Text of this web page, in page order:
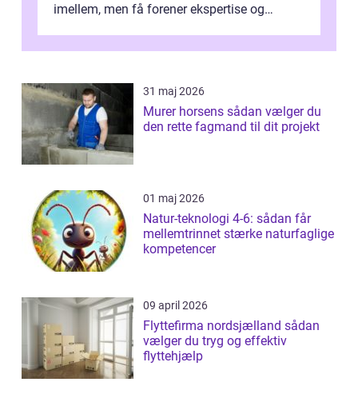
imellem, men få forener ekspertise og
31 maj 2026
Murer horsens sådan vælger du
den rette fagmand til dit projekt
01 maj 2026
Natur-teknologi 4-6: sådan får
mellemtrinnet stærke naturfaglige
kompetencer
09 april 2026
Flyttefirma nordsjælland sådan
vælger du tryg og effektiv
flyttehjælp